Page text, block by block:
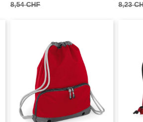
8,54 CHF 8,23